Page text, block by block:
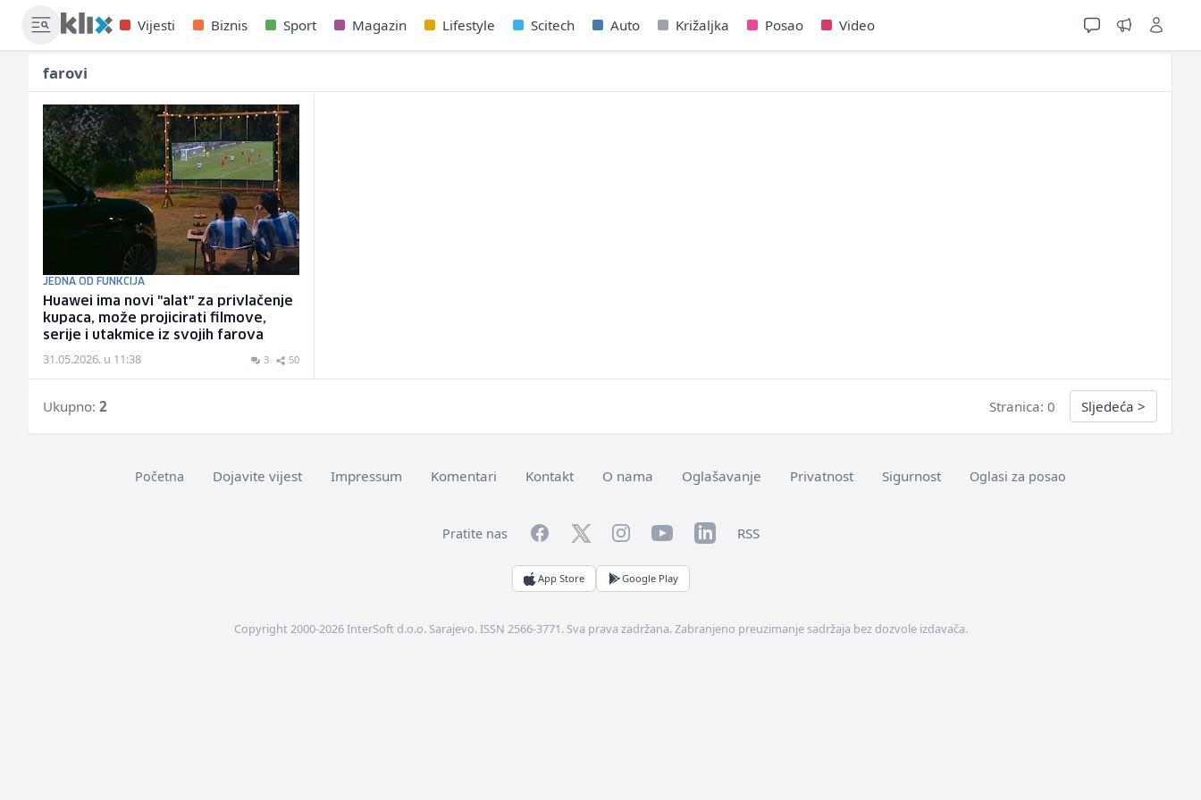
Vijesti Biznis Sport Magazin Lifestyle Scitech Auto Križaljka Posao Video
farovi
JEDNA OD FUNKCIJA
Huawei ima novi "alat" za privlačenje
kupaca, može projicirati filmove,
serije i utakmice iz svojih farova
31.05.2026. u 11:38 3 50
Ukupno: 2 Stranica: 0 Sljedeća >
Početna Dojavite vijest Impressum Komentari Kontakt O nama Oglašavanje Privatnost Sigurnost Oglasi za posao
Pratite nas FacebookTwitterInstagramYouTubeLinkedInRSS
App Store Google Play
Copyright 2000-2026 InterSoft d.o.o. Sarajevo. ISSN 2566-3771. Sva prava zadržana. Zabranjeno preuzimanje sadržaja bez dozvole izdavača.